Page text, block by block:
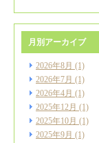
月別アーカイブ
2026年8月 (1)
2026年7月 (1)
2026年4月 (1)
2025年12月 (1)
2025年10月 (1)
2025年9月 (1)